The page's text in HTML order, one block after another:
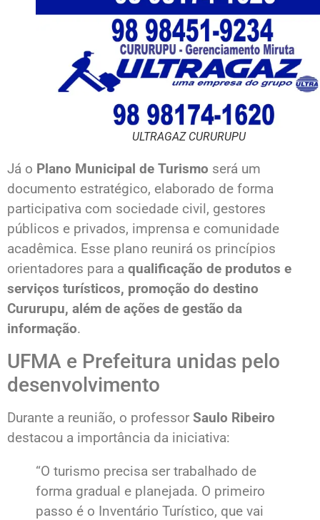
ULTRAGAZ CURURUPU
Já o Plano Municipal de Turismo será um
documento estratégico, elaborado de forma
participativa com sociedade civil, gestores
públicos e privados, imprensa e comunidade
acadêmica. Esse plano reunirá os princípios
orientadores para a qualificação de produtos e
serviços turísticos, promoção do destino
Cururupu, além de ações de gestão da
informação.
UFMA e Prefeitura unidas pelo
desenvolvimento
Durante a reunião, o professor Saulo Ribeiro
destacou a importância da iniciativa:
“O turismo precisa ser trabalhado de
forma gradual e planejada. O primeiro
passo é o Inventário Turístico, que vai